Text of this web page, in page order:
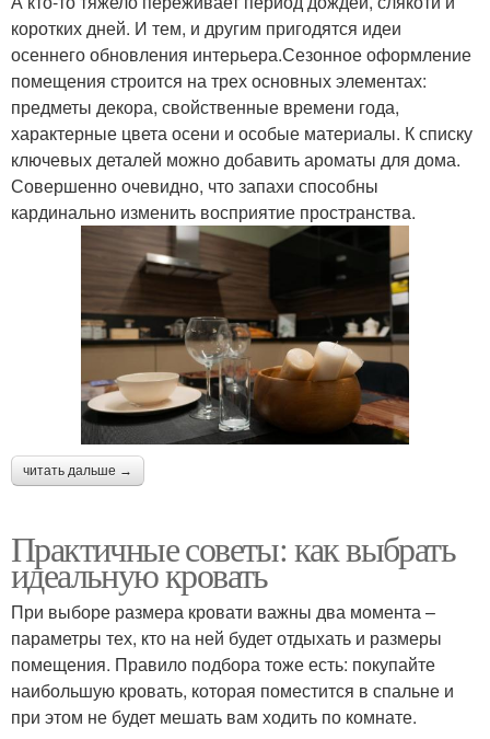
коротких дней. И тем, и другим пригодятся идеи
осеннего обновления интерьера.Сезонное оформление
помещения строится на трех основных элементах:
предметы декора, свойственные времени года,
характерные цвета осени и особые материалы. К списку
ключевых деталей можно добавить ароматы для дома.
Совершенно очевидно, что запахи способны
кардинально изменить восприятие пространства.
читать дальше →
Практичные советы: как выбрать
идеальную кровать
При выборе размера кровати важны два момента –
параметры тех, кто на ней будет отдыхать и размеры
помещения. Правило подбора тоже есть: покупайте
наибольшую кровать, которая поместится в спальне и
при этом не будет мешать вам ходить по комнате.